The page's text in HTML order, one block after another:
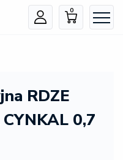
0
RDZE
0,7